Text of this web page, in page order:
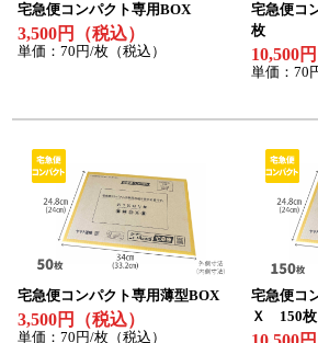
〒104-8125
東京都中央区銀座2-16-10
特定商取引法について
個人情報保護ポリシー
サイトマップ
お知らせ一覧
宅急便コンパクト専用BOX
3,500円（税込）
単価：70円/枚（税込）
宅急便コ
枚
10,500
単価：70
宅急便コンパクト専用薄型BOX
3,500円（税込）
単価：70円/枚（税込）
宅急便コ
Ｘ 150枚